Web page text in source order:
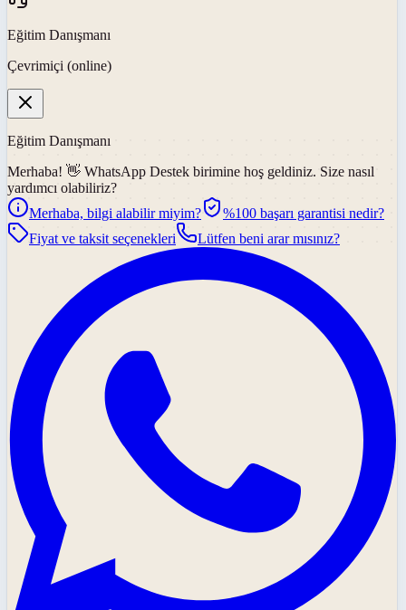
Eğitim Danışmanı
Çevrimiçi (online)
Eğitim Danışmanı
Merhaba! 👋 WhatsApp Destek birimine hoş geldiniz. Size nasıl
yardımcı olabiliriz?
Merhaba, bilgi alabilir miyim?
%100 başarı garantisi nedir?
Fiyat ve taksit seçenekleri
Lütfen beni arar mısınız?